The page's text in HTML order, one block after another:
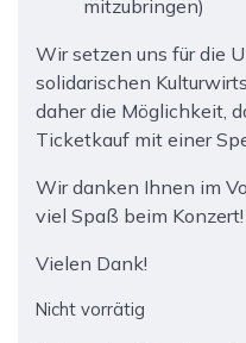
mitzubringen)
Wir setzen uns für die
solidarischen
daher die Möglichkeit,
Ticketkauf mit einer
Wir danken Ihnen im
viel Spaß beim Konzert!
Vielen Dank!
Nicht vorrätig